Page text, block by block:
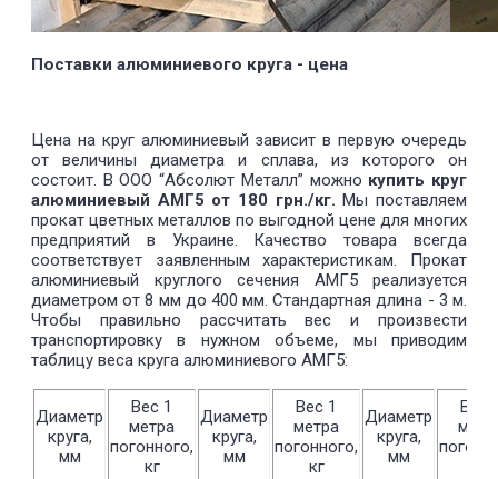
Поставки алюминиевого круга - цена
Цена на круг алюминиевый зависит в первую очередь
от величины диаметра и сплава, из которого он
состоит. В ООО “Абсолют Металл” можно купить круг
алюминиевый АМГ5 от 180 грн./кг. Мы поставляем
прокат цветных металлов по выгодной цене для многих
предприятий в Украине. Качество товара всегда
соответствует заявленным характеристикам. Прокат
алюминиевый круглого сечения АМГ5 реализуется
диаметром от 8 мм до 400 мм. Стандартная длина - 3 м.
Чтобы правильно рассчитать вес и произвести
транспортировку в нужном объеме, мы приводим
таблицу веса круга алюминиевого АМГ5:
Диаметр
круга,
мм
Вес 1
метра
погонного,
кг
Диаметр
круга,
мм
Вес 1
метра
погонного,
кг
Диаметр
круга,
мм
Вес